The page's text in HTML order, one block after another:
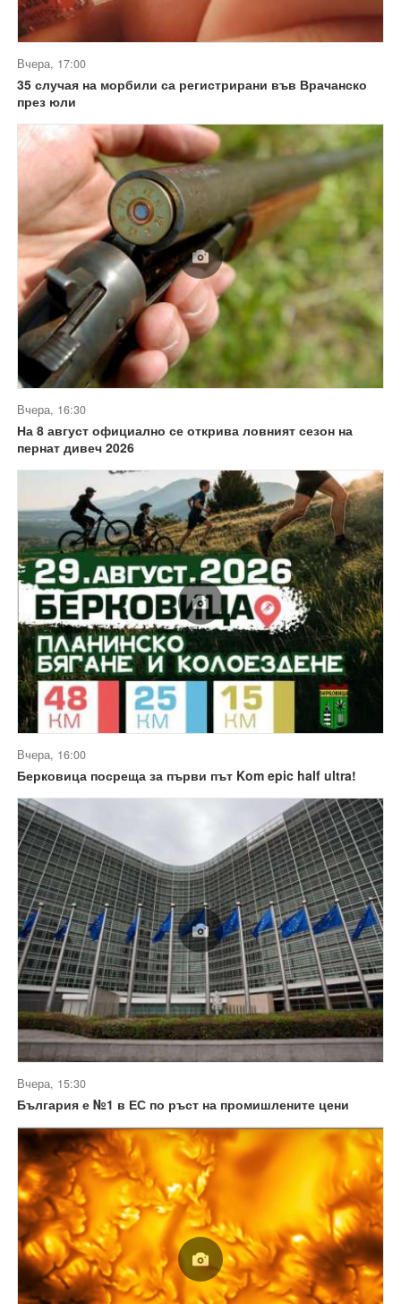
Вчера, 17:00
35 случая на морбили са регистрирани във Врачанско
през юли
Вчера, 16:30
На 8 август официално се открива ловният сезон на
пернат дивеч 2026
Вчера, 16:00
Берковица посреща за първи път Kom epic half ultra!
Вчера, 15:30
България е №1 в ЕС по ръст на промишлените цени